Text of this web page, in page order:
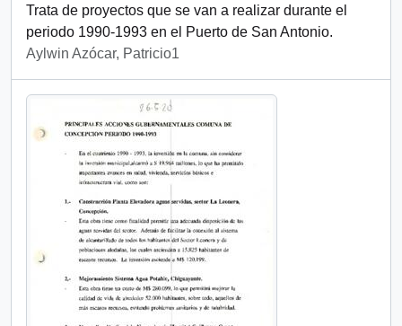
Trata de proyectos que se van a realizar durante el
periodo 1990-1993 en el Puerto de San Antonio.
Aylwin Azócar, Patricio1